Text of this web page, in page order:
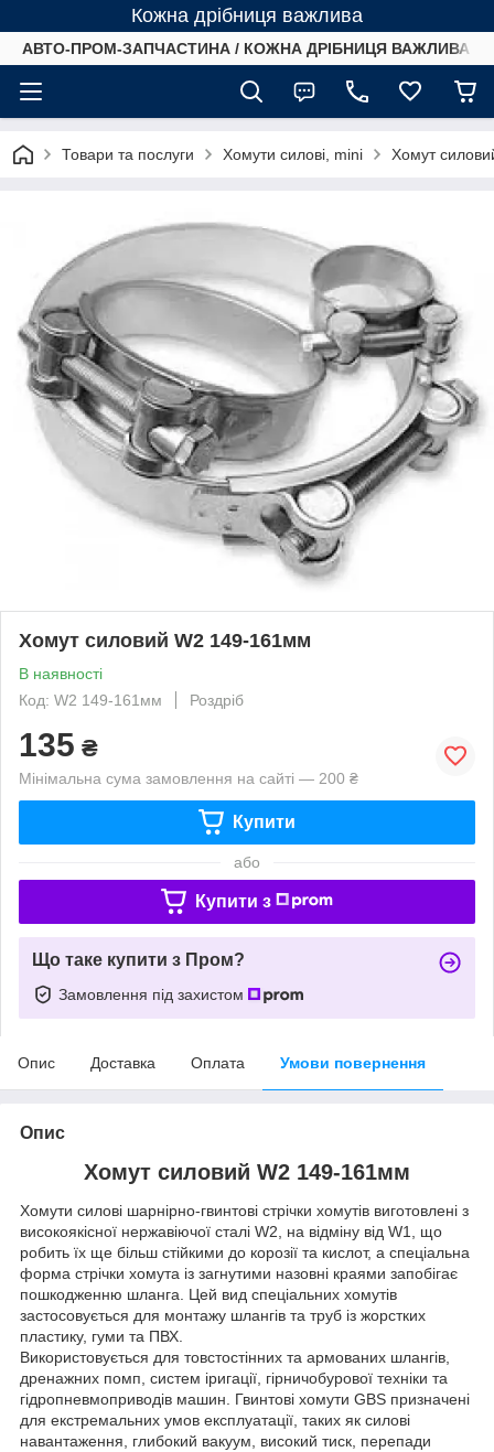
Кожна дрібниця важлива
АВТО-ПРОМ-ЗАПЧАСТИНА / КОЖНА ДРІБНИЦЯ ВАЖЛИВА /
Товари та послуги Хомути силові, mini Хомут
Хомут силовий W2 149-161мм
В наявності
Код: W2 149-161мм
Роздріб
135 ₴
Мінімальна сума замовлення на сайті — 200 ₴
Купити
або
Купити з
Що таке купити з Пром?
Замовлення під захистом
Опис Доставка Оплата Умови повернення
Опис
Хомут силовий W2 149-161мм
Хомути силові шарнірно-гвинтові стрічки хомутів виготовлені з
високоякісної нержавіючої сталі W2, на відміну від W1, що
робить їх ще більш стійкими до корозії та кислот, а спеціальна
форма стрічки хомута із загнутими назовні краями запобігає
пошкодженню шланга. Цей вид спеціальних хомутів
застосовується для монтажу шлангів та труб із жорстких
пластику, гуми та ПВХ.
Використовується для товстостінних та армованих шлангів,
дренажних помп, систем іригації, гірничобурової техніки та
гідропневмоприводів машин. Гвинтові хомути GBS призначені
для екстремальних умов експлуатації, таких як силові
навантаження, глибокий вакуум, високий тиск, перепади